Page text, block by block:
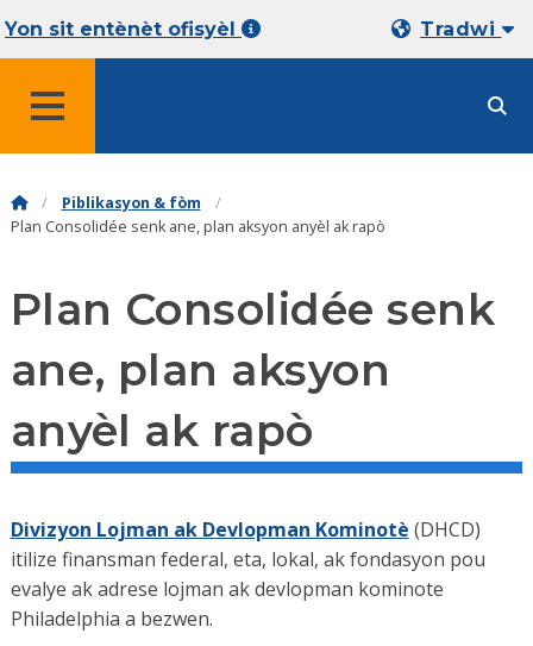
Yon sit entènèt ofisyèl Tradwi
Piblikasyon & fòm
Plan Consolidée senk ane, plan aksyon anyèl ak rapò
Plan Consolidée senk
ane, plan aksyon
anyèl ak rapò
Divizyon Lojman ak Devlopman Kominotè (DHCD)
itilize finansman federal, eta, lokal, ak fondasyon pou
evalye ak adrese lojman ak devlopman kominote
Philadelphia a bezwen.